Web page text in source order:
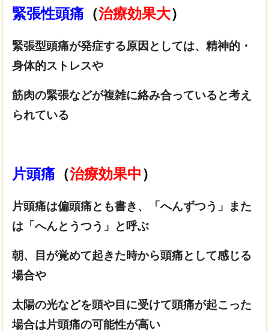
緊張性頭痛 （治療効果大）
緊張型頭痛が発症する原因としては、精神的・
身体的ストレスや
筋肉の緊張などが複雑に絡み合っていると考え
られている
片頭痛 （治療効果中）
片頭痛は偏頭痛とも書き、「へんずつう」また
は「へんとうつう」と呼ぶ
朝、目が覚めて起きた時から頭痛として感じる
場合や
太陽の光などを頭や目に受けて頭痛が起こった
場合は片頭痛の可能性が高い